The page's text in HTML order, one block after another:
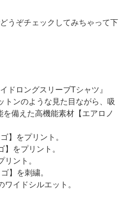
うぞチェックしてみちゃって下
ドロングスリーブTシャツ』
トンのような見た目ながら、吸
備えた高機能素材【エアロノ
】をプリント。
をプリント。
ント。
】を刺繍。
イドシルエット。